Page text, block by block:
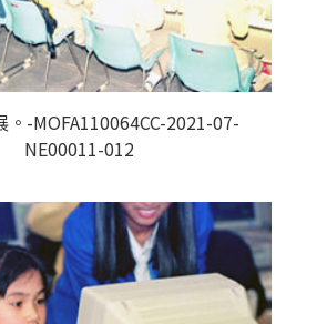
。-MOFA110064CC-2021-07-
NE00011-012